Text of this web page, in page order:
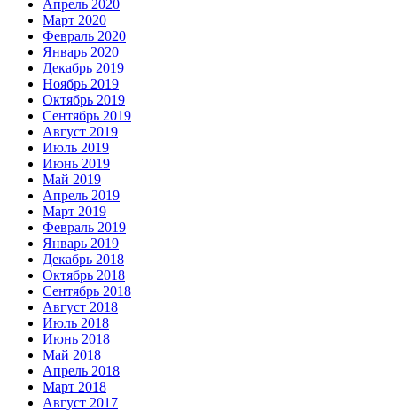
Апрель 2020
Март 2020
Февраль 2020
Январь 2020
Декабрь 2019
Ноябрь 2019
Октябрь 2019
Сентябрь 2019
Август 2019
Июль 2019
Июнь 2019
Май 2019
Апрель 2019
Март 2019
Февраль 2019
Январь 2019
Декабрь 2018
Октябрь 2018
Сентябрь 2018
Август 2018
Июль 2018
Июнь 2018
Май 2018
Апрель 2018
Март 2018
Август 2017